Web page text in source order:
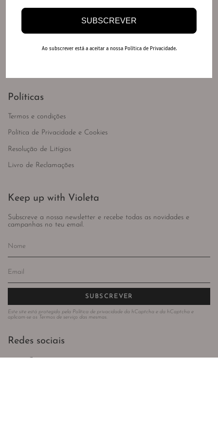
FAQ's
Políticas
Termos e condições
Política de Privacidade e Cookies
Resolução de Litígios
Livro de Reclamações
Keep up with Violeta
Subscreve a nossa newsletter e recebe todas as novidades e
campanhas no teu email.
SUBSCREVER
Este site está protegido pela Política de privacidade da hCaptcha e da hCaptcha e
aplicam-se os Termos de serviço das mesmas.
Redes sociais
InstagramFacebook
SUBSCREVER
Ao subscrever está a aceitar a nossa Política de Privacidade.